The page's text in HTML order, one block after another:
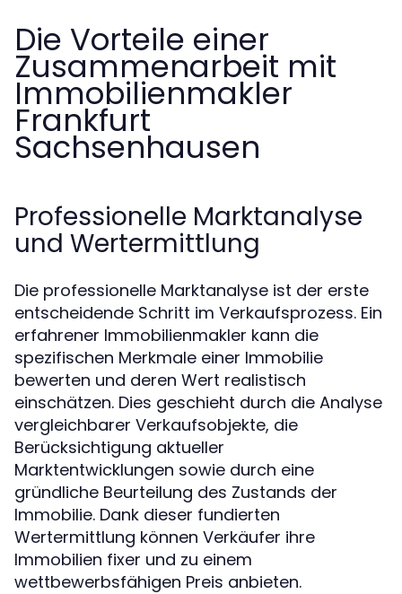
Die Vorteile einer
Zusammenarbeit mit
Immobilienmakler
Frankfurt
Sachsenhausen
Professionelle Marktanalyse
und Wertermittlung
Die professionelle Marktanalyse ist der erste
entscheidende Schritt im Verkaufsprozess. Ein
erfahrener Immobilienmakler kann die
spezifischen Merkmale einer Immobilie
bewerten und deren Wert realistisch
einschätzen. Dies geschieht durch die Analyse
vergleichbarer Verkaufsobjekte, die
Berücksichtigung aktueller
Marktentwicklungen sowie durch eine
gründliche Beurteilung des Zustands der
Immobilie. Dank dieser fundierten
Wertermittlung können Verkäufer ihre
Immobilien fixer und zu einem
wettbewerbsfähigen Preis anbieten.